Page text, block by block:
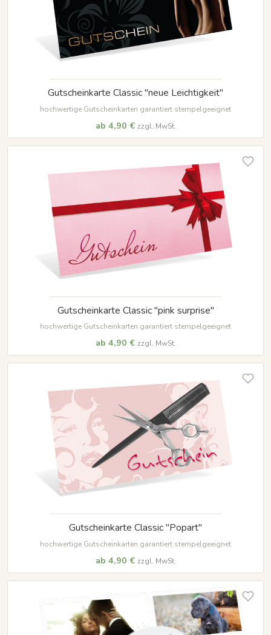
Gutscheinkarte Classic "neue Leichtigkeit"
hochwertige Gutscheinkarten garantiert stempelgeeignet
ab 4,90 € zzgl. MwSt.
Gutscheinkarte Classic "pink surprise"
hochwertige Gutscheinkarten garantiert stempelgeeignet
ab 4,90 € zzgl. MwSt.
Gutscheinkarte Classic "Popart"
hochwertige Gutscheinkarten garantiert stempelgeeignet
ab 4,90 € zzgl. MwSt.